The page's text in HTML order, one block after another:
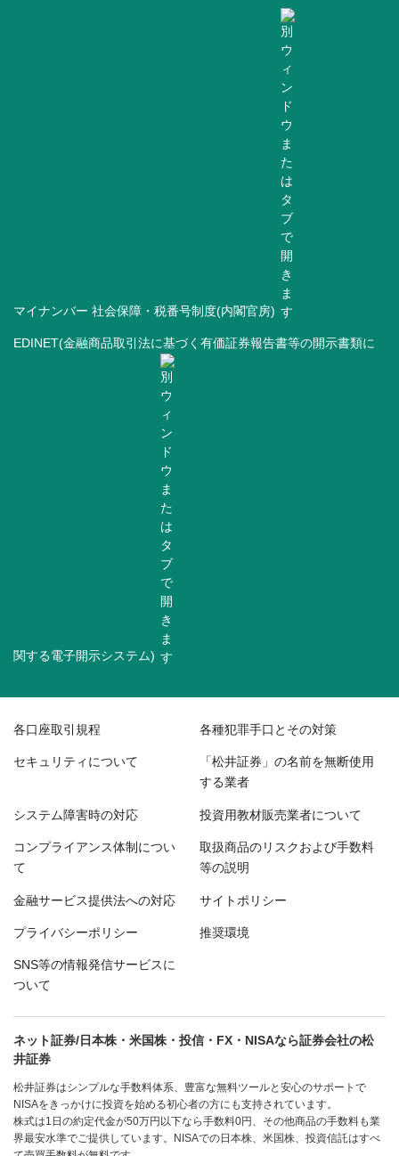
マイナンバー 社会保障・税番号制度(内閣官房)
EDINET(金融商品取引法に基づく有価証券報告書等の開示書類に
関する電子開示システム)
各口座取引規程 各種犯罪手口とその対策
セキュリティについて 「松井証券」の名前を無断使用
する業者
システム障害時の対応 投資用教材販売業者について
コンプライアンス体制につい
て
取扱商品のリスクおよび手数料
等の説明
金融サービス提供法への対応 サイトポリシー
プライバシーポリシー 推奨環境
SNS等の情報発信サービスに
ついて
ネット証券/日本株・米国株・投信・FX・NISAなら証券会社の松
井証券
松井証券はシンプルな手数料体系、豊富な無料ツールと安心のサポートで
NISAをきっかけに投資を始める初心者の方にも支持されています。
株式は1日の約定代金が50万円以下なら手数料0円、その他商品の手数料も業
界最安水準でご提供しています。NISAでの日本株、米国株、投資信託はすべ